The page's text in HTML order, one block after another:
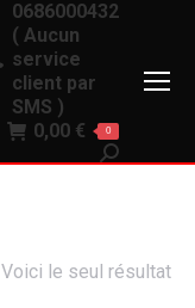
0686000432
( Aucun
service
client par
SMS )
0,00 € 0
Recherche
Voici le seul résultat